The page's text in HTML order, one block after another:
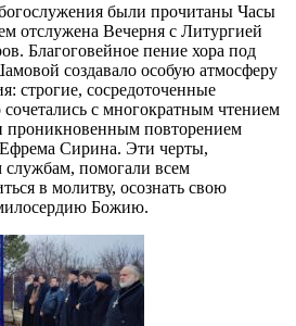
богослужения были прочитаны Часы
отслужена Вечерня с Литургией
Благоговейное пение хора под
создавало особую атмосферу
строгие, сосредоточенные
с многократным чтением
проникновенным повторением
Сирина. Эти черты,
помогали всем
в молитву, осознать свою
Божию.